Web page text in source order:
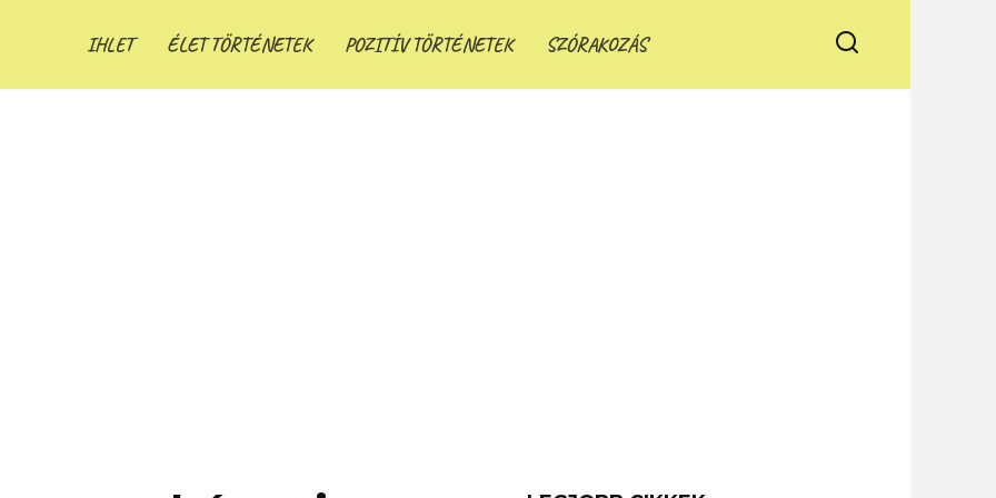
IHLET ÉLET TÖRTÉNETEK POZITÍV TÖRTÉNETEK SZÓRAKOZÁS